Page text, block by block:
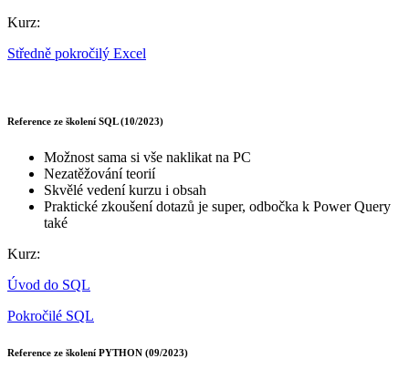
Kurz:
Středně pokročilý Excel
Reference ze školení SQL (10/2023)
Možnost sama si vše naklikat na PC
Nezatěžování teorií
Skvělé vedení kurzu i obsah
Praktické zkoušení dotazů je super, odbočka k Power Query
také
Kurz:
Úvod do SQL
Pokročilé SQL
Reference ze školení PYTHON (09/2023)